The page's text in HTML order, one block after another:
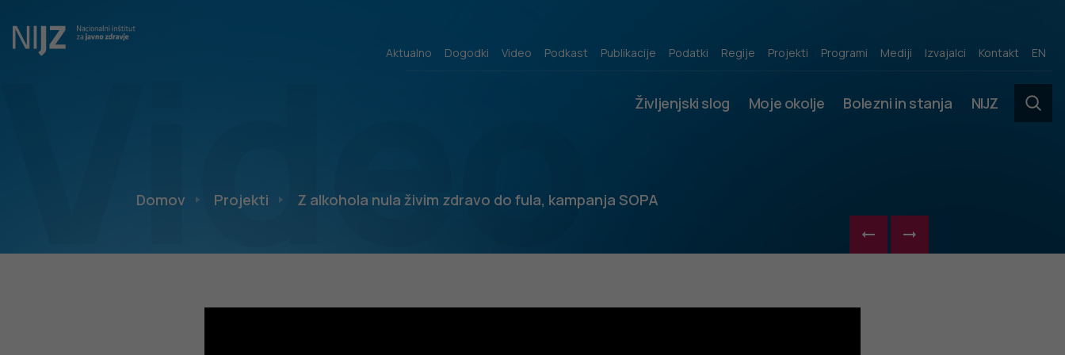
Aktualno Dogodki Video Podkast Publikacije Podatki Regije Projekti Programi Mediji Izvajalci Kontakt EN
Življenjski slog Moje okolje Bolezni in stanja NIJZ
Video
Domov Projekti Z alkohola nula živim zdravo do fula, kampanja SOPA